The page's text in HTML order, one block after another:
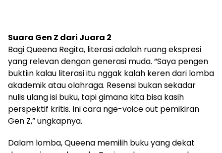
Suara Gen Z dari Juara 2
Bagi Queena Regita, literasi adalah ruang ekspresi
yang relevan dengan generasi muda. “Saya pengen
buktiin kalau literasi itu nggak kalah keren dari lomba
akademik atau olahraga. Resensi bukan sekadar
nulis ulang isi buku, tapi gimana kita bisa kasih
perspektif kritis. Ini cara nge-voice out pemikiran
Gen Z,” ungkapnya.
Dalam lomba, Queena memilih buku yang dekat